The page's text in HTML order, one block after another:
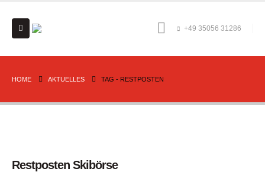
+49 35056 31286
HOME AKTUELLES TAG - RESTPOSTEN
Restposten Skibörse